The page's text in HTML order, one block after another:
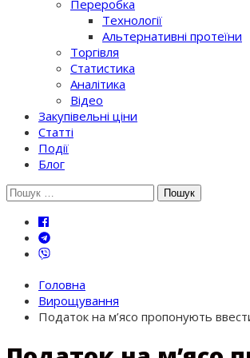
Переробка
Технології
Альтернативні протеїни
Торгівля
Статистика
Аналітика
Відео
Закупівельні ціни
Статті
Події
Блог
Шукати:
Головна
Вирощування
Податок на м’ясо пропонують